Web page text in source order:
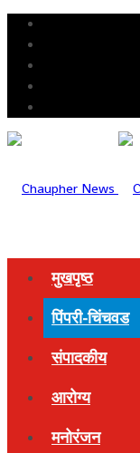
मुखपृष्ठ
पिंपरी-चिंचवड
संपादकीय
आरोग्य
मनोरंजन